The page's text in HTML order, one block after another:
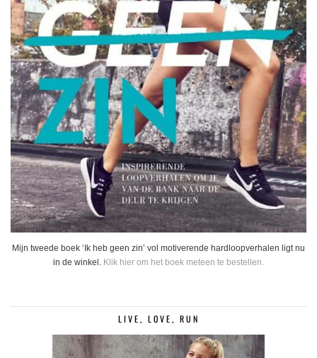
Mijn tweede boek ‘Ik heb geen zin’ vol motiverende hardloopverhalen ligt nu
in de winkel. Klik hier om het boek meteen te bestellen.
LIVE, LOVE, RUN